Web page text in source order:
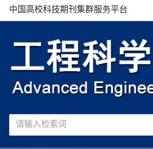
中国高校科技期刊集群服务平台